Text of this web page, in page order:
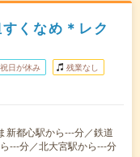
くなめ＊レク
日が休み 残業なし
新都心駅から---分／鉄道
---分／北大宮駅から---分